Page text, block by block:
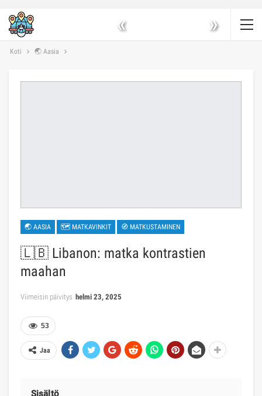
« »
Koti 🌏 Aasia
🌏 AASIA 🗺 MATKAVINKIT 🧭 MATKUSTAMINEN
🇱🇧 Libanon: matka kontrastien
maahan
Viimeisin päivitys helmi 23, 2025
53
Jaa
Sisältö